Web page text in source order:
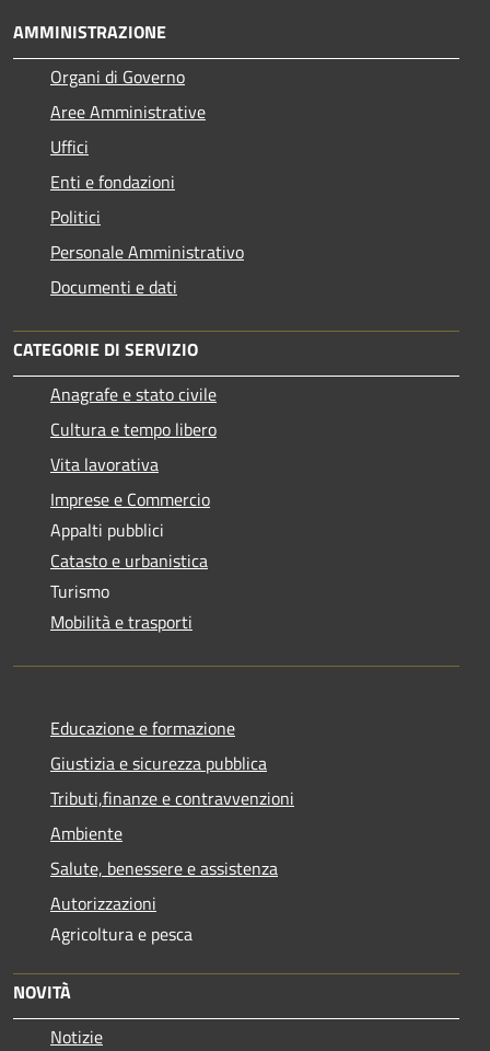
AMMINISTRAZIONE
Organi di Governo
Aree Amministrative
Uffici
Enti e fondazioni
Politici
Personale Amministrativo
Documenti e dati
CATEGORIE DI SERVIZIO
Anagrafe e stato civile
Cultura e tempo libero
Vita lavorativa
Imprese e Commercio
Appalti pubblici
Catasto e urbanistica
Turismo
Mobilità e trasporti
Educazione e formazione
Giustizia e sicurezza pubblica
Tributi,finanze e contravvenzioni
Ambiente
Salute, benessere e assistenza
Autorizzazioni
Agricoltura e pesca
NOVITÀ
Notizie